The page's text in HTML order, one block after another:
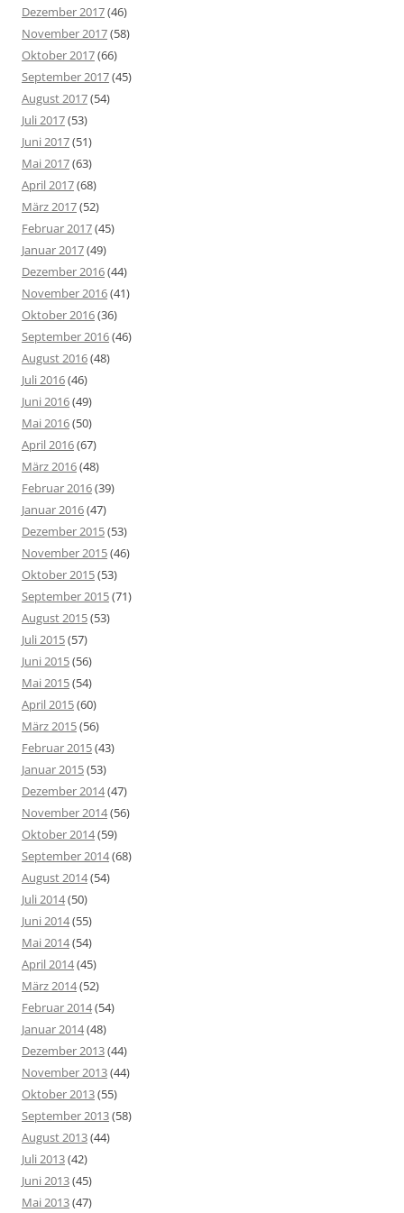
Dezember 2017(46)
November 2017(58)
Oktober 2017(66)
September 2017(45)
August 2017(54)
Juli 2017(53)
Juni 2017(51)
Mai 2017(63)
April 2017(68)
März 2017(52)
Februar 2017(45)
Januar 2017(49)
Dezember 2016(44)
November 2016(41)
Oktober 2016(36)
September 2016(46)
August 2016(48)
Juli 2016(46)
Juni 2016(49)
Mai 2016(50)
April 2016(67)
März 2016(48)
Februar 2016(39)
Januar 2016(47)
Dezember 2015(53)
November 2015(46)
Oktober 2015(53)
September 2015(71)
August 2015(53)
Juli 2015(57)
Juni 2015(56)
Mai 2015(54)
April 2015(60)
März 2015(56)
Februar 2015(43)
Januar 2015(53)
Dezember 2014(47)
November 2014(56)
Oktober 2014(59)
September 2014(68)
August 2014(54)
Juli 2014(50)
Juni 2014(55)
Mai 2014(54)
April 2014(45)
März 2014(52)
Februar 2014(54)
Januar 2014(48)
Dezember 2013(44)
November 2013(44)
Oktober 2013(55)
September 2013(58)
August 2013(44)
Juli 2013(42)
Juni 2013(45)
Mai 2013(47)